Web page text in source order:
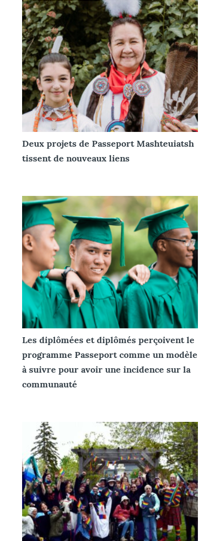
Deux projets de Passeport Mashteuiatsh
tissent de nouveaux liens
Les diplômées et diplômés perçoivent le
programme Passeport comme un modèle
à suivre pour avoir une incidence sur la
communauté